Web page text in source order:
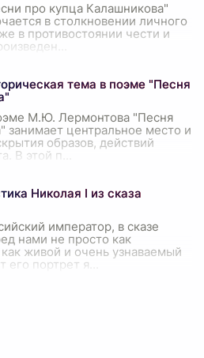
про купца Калашникова"
в столкновении личного
в противостоянии чести и
тема в поэме "Песня
М.Ю. Лермонтова "Песня
занимает центральное место и
образов, действий
В этой п
Николая I из сказа
император, в сказе
нами не просто как
живой и очень узнаваемый
его портрет я